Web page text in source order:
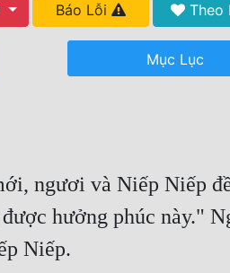
Báo Lỗi Theo
Mục Lục
ngươi và Niếp Niếp
hưởng phúc này."
Niếp.